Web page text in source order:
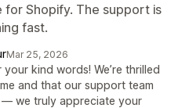
Shopify. The support is
fast.
Mar 25, 2026
kind words! We’re thrilled
and that our support team
we truly appreciate your